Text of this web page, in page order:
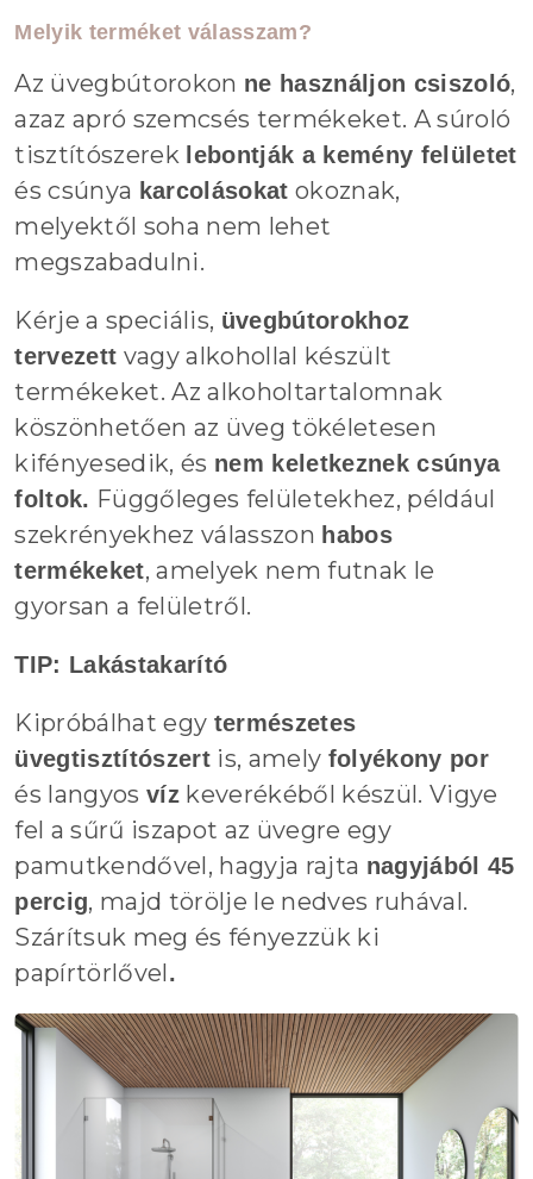
Melyik terméket válasszam?
Az üvegbútorokon ne használjon csiszoló,
azaz apró szemcsés termékeket. A súroló
tisztítószerek lebontják a kemény felületet
és csúnya karcolásokat okoznak,
melyektől soha nem lehet
megszabadulni.
Kérje a speciális, üvegbútorokhoz
tervezett vagy alkohollal készült
termékeket. Az alkoholtartalomnak
köszönhetően az üveg tökéletesen
kifényesedik, és nem keletkeznek csúnya
foltok. Függőleges felületekhez, például
szekrényekhez válasszon habos
termékeket, amelyek nem futnak le
gyorsan a felületről.
TIP: Lakástakarító
Kipróbálhat egy természetes
üvegtisztítószertis, amely folyékony por
és langyos vízkeverékéből készül. Vigye
fel a sűrű iszapot az üvegre egy
pamutkendővel, hagyja rajta nagyjából 45
percig, majd törölje le nedves ruhával.
Szárítsuk meg és fényezzük ki
papírtörlővel.